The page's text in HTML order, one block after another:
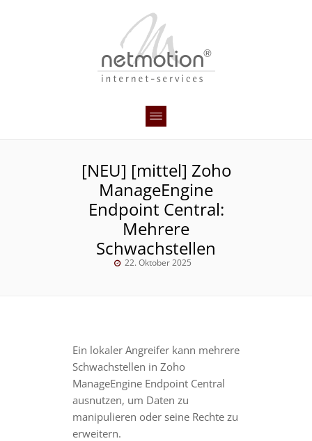
[NEU] [mittel] Zoho
ManageEngine
Endpoint Central:
Mehrere
Schwachstellen
22. Oktober 2025
Ein lokaler Angreifer kann mehrere
Schwachstellen in Zoho
ManageEngine Endpoint Central
ausnutzen, um Daten zu
manipulieren oder seine Rechte zu
erweitern.